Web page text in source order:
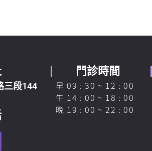
三段144
門診時間
早 09 : 30 ~ 12 : 00
午 14 : 00 ~ 18 : 00
晚 19 : 00 ~ 22 : 00